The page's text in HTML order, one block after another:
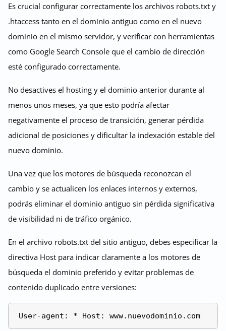
Es crucial configurar correctamente los archivos robots.txt y
.htaccess tanto en el dominio antiguo como en el nuevo
dominio en el mismo servidor, y verificar con herramientas
como Google Search Console que el cambio de dirección
esté configurado correctamente.
No desactives el hosting y el dominio anterior durante al
menos unos meses, ya que esto podría afectar
negativamente el proceso de transición, generar pérdida
adicional de posiciones y dificultar la indexación estable del
nuevo dominio.
Una vez que los motores de búsqueda reconozcan el
cambio y se actualicen los enlaces internos y externos,
podrás eliminar el dominio antiguo sin pérdida significativa
de visibilidad ni de tráfico orgánico.
En el archivo robots.txt del sitio antiguo, debes especificar la
directiva Host para indicar claramente a los motores de
búsqueda el dominio preferido y evitar problemas de
contenido duplicado entre versiones: